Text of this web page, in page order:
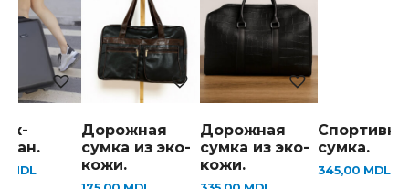
MDL
Дорожная
сумка из эко-
кожи.
Дорожная
сумка из эко-
кожи.
сумка.
345,00 MDL